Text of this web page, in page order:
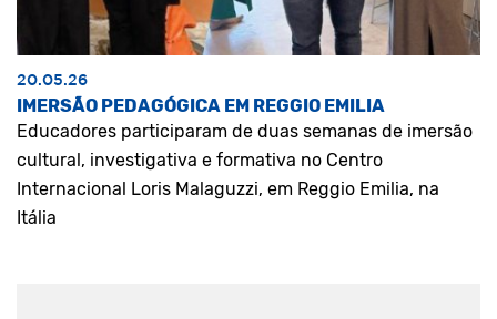
20.05.26
IMERSÃO PEDAGÓGICA EM REGGIO EMILIA
Educadores participaram de duas semanas de imersão
cultural, investigativa e formativa no Centro
Internacional Loris Malaguzzi, em Reggio Emilia, na
Itália